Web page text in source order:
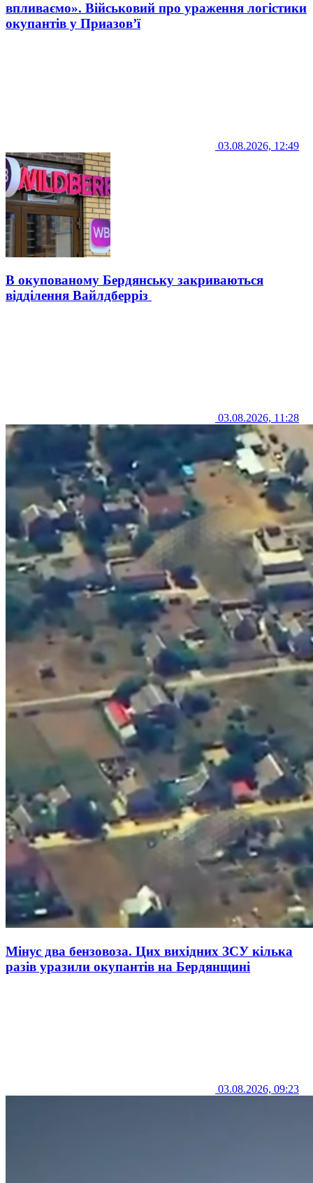
впливаємо». Військовий про ураження логістики
окупантів у Приазов’ї
03.08.2026, 12:49
В окупованому Бердянську закриваються
відділення Вайлдберріз
03.08.2026, 11:28
Мінус два бензовоза. Цих вихідних ЗСУ кілька
разів уразили окупантів на Бердянщині
03.08.2026, 09:23